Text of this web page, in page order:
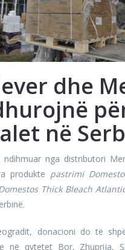
dhe
në
ndihmuar nga distributori
produkte pastrimi
Thick Bleach
donacioni do të
në qytetet Bor, Zhuprija,